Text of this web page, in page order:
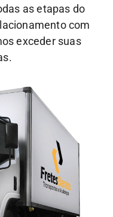
as etapas do
com
exceder suas